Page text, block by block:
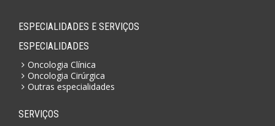
ESPECIALIDADES E SERVIÇOS
ESPECIALIDADES
Oncologia Clínica
Oncologia Cirúrgica
Outras especialidades
SERVIÇOS